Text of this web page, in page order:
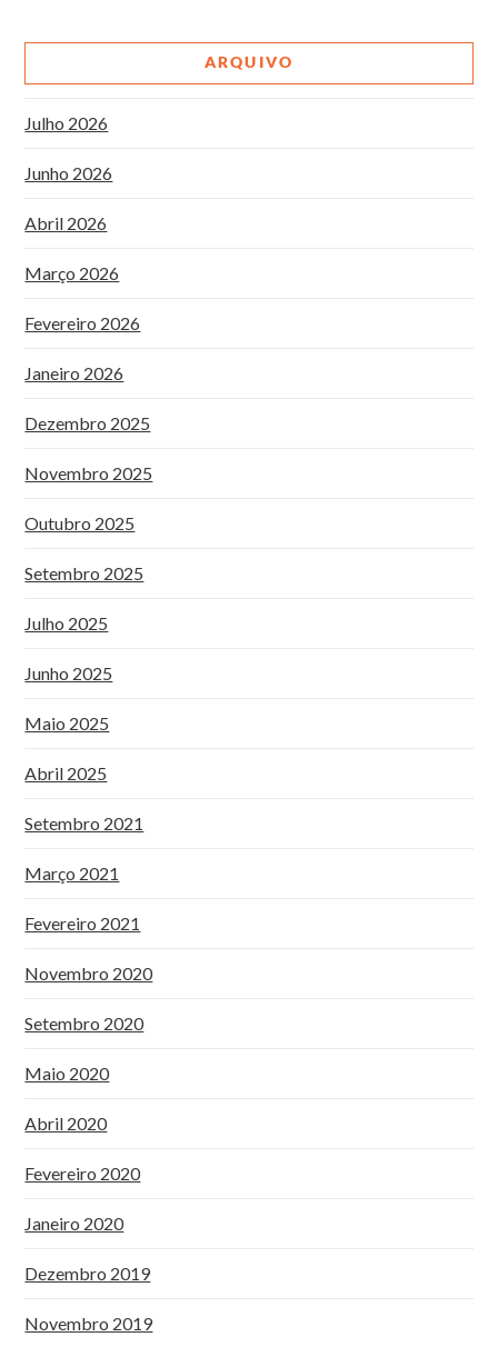
ARQUIVO
Julho 2026
Junho 2026
Abril 2026
Março 2026
Fevereiro 2026
Janeiro 2026
Dezembro 2025
Novembro 2025
Outubro 2025
Setembro 2025
Julho 2025
Junho 2025
Maio 2025
Abril 2025
Setembro 2021
Março 2021
Fevereiro 2021
Novembro 2020
Setembro 2020
Maio 2020
Abril 2020
Fevereiro 2020
Janeiro 2020
Dezembro 2019
Novembro 2019